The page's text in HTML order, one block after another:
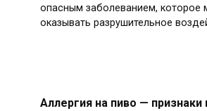
опасным заболеванием, которое
оказывать разрушительное
Аллергия на пиво — признаки